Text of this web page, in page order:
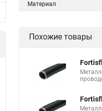
Материал
Похожие товары